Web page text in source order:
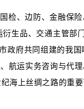
检、边防、金融保
生品、交通主管
政府共同组建的
运实务咨询与代
海上丝绸之路的重